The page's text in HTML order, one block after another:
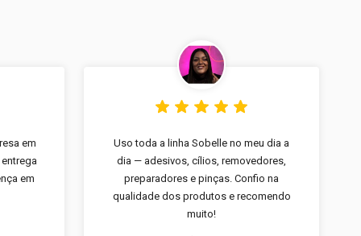
em
em
Uso toda a linha Sobelle no meu dia a
dia — adesivos, cílios, removedores,
preparadores e pinças. Confio na
qualidade dos produtos e recomendo
muito!